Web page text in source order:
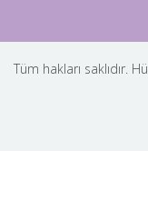
Tüm hakları saklıdır.